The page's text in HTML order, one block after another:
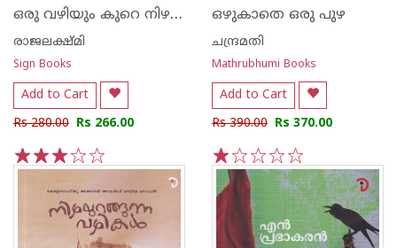
ഒരു വഴിയും കുറെ നിഴലുകളും
രാജലക്ഷ്മി
Sign Books
Add to Cart
Rs 280.00 Rs 266.00
5
4
3
2
1
ഒഴുകാതെ ഒരു പുഴ
ചന്ദ്രമതി
Mathrubhumi Books
Add to Cart
Rs 390.00 Rs 370.00
5
4
3
2
1